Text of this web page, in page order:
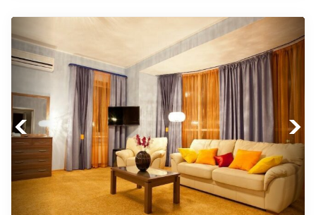
Previous Next